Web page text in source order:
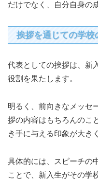
だけでなく、自分自身の
挨拶を通じての学校
代表としての挨拶は、新
役割を果たします。
明るく、前向きなメッセ
拶の内容はもちろんのこ
き手に与える印象が大き
具体的には、スピーチの
ことで、新入生がその学